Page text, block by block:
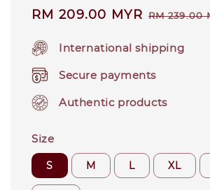
Sale
RM 209.00 MYR Regular
RM 239.00
International shipping
Secure payments
Authentic products
Size
S M L XL